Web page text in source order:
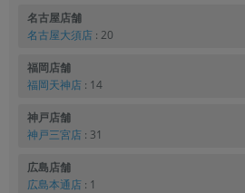
名古屋店舗
名古屋大須店 : 20
福岡店舗
福岡天神店 : 14
神戸店舗
神戸三宮店 : 31
広島店舗
広島本通店 : 1